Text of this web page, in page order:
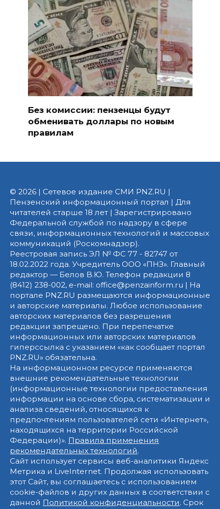
Без комиссии: пензенцы будут
обменивать доллары по новым
правилам
© 2026 | Сетевое издание СМИ PNZ.RU |
Пензенский информационный портал | Для
читателей старше 18 лет | Зарегистрировано
Федеральной службой по надзору в сфере
связи, информационных технологий и массовых
коммуникаций (Роскомнадзор).
Реестровая запись ЭЛ № ФС 77 - 82747 от
18.02.2022 года. Учредитель ООО «ПНЗ». Главный
редактор — Белов В.Ю. Телефон редакции 8
(8412) 238-002, e-mail: office@penzainform.ru | На
портале PNZ.RU размещаются информационные
и авторские материалы. Любое использование
авторских материалов без разрешения
редакции запрещено. При перепечатке
информационных или авторских материалов
гиперссылка с указанием «как сообщает портал
PNZ.RU» обязательна.
На информационном ресурсе применяются
внешние рекомендательные технологии
(информационные технологии предоставления
информации на основе сбора, систематизации и
анализа сведений, относящихся к
предпочтениям пользователей сети «Интернет»,
находящихся на территории Российской
Федерации)». Правила применения
рекомендательных технологий.
Сайт использует сервисы веб-аналитики Яндекс
Метрика и LiveInternet. Продолжая использовать
этот Сайт, вы соглашаетесь с использованием
cookie-файлов и других данных в соответствии с
данной Политикой конфиденциальности. Срок